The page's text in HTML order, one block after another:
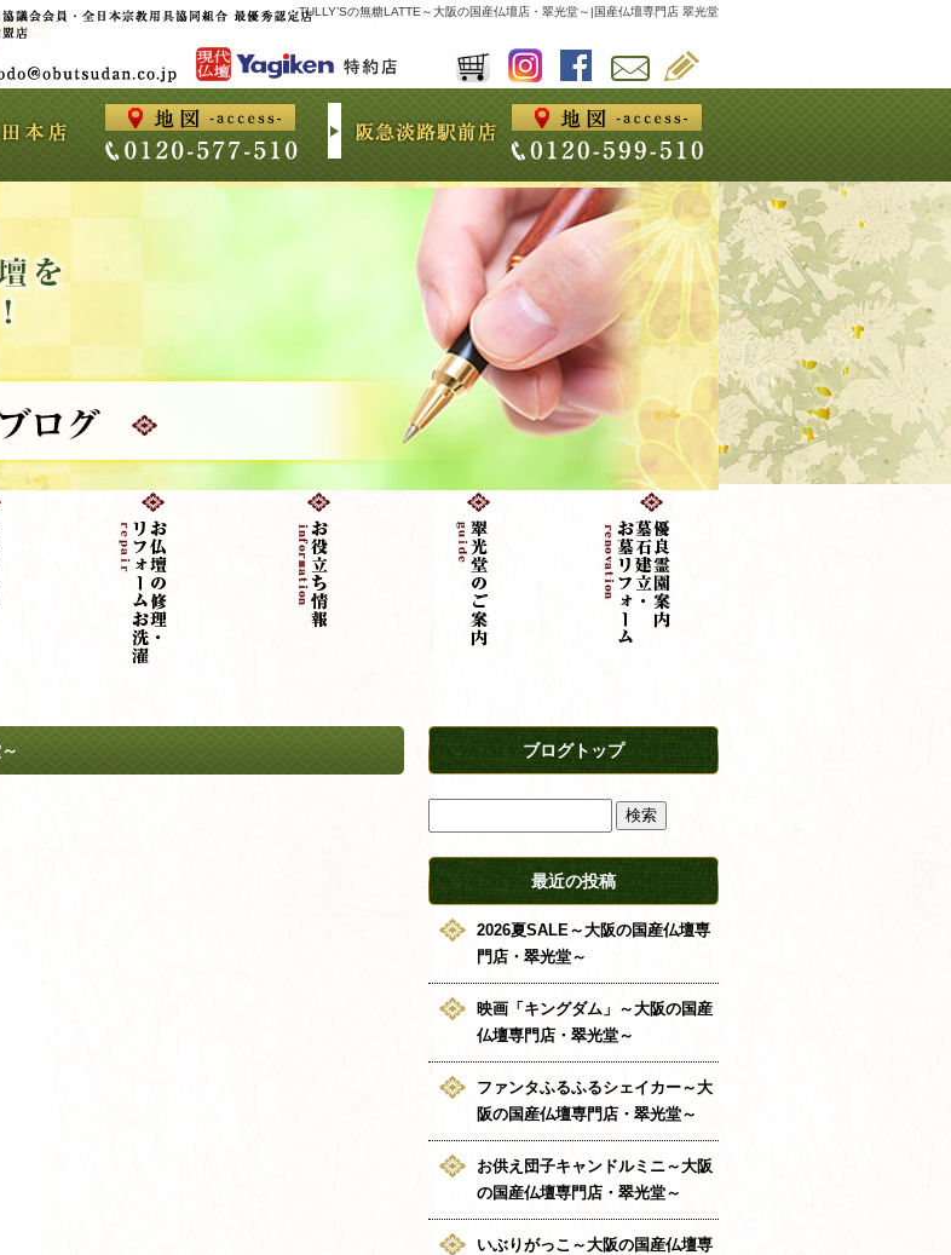
TULLY’Sの無糖LATTE～大阪の国産仏壇店・翠光堂～|国産仏壇専門店 翠光堂
ブログトップ
最近の投稿
2026夏SALE～大阪の国産仏壇専
門店・翠光堂～
映画「キングダム」～大阪の国産
仏壇専門店・翠光堂～
ファンタふるふるシェイカー～大
阪の国産仏壇専門店・翠光堂～
お供え団子キャンドルミニ～大阪
の国産仏壇専門店・翠光堂～
いぶりがっこ～大阪の国産仏壇専